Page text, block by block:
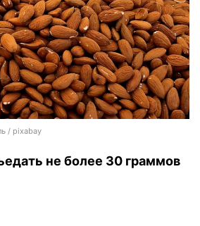
/ pixabay
не более 30 граммов